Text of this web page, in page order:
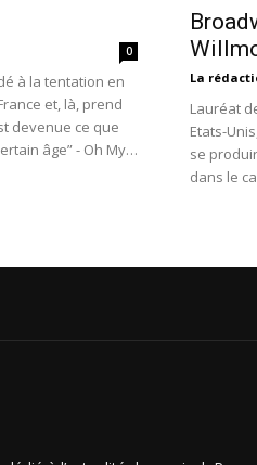
0
à la tentation en
et, là, prend
devenue ce que
âge” - Oh My
La
Lauréat
Etats-
se
dans le